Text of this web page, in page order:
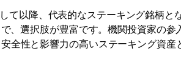
て以降、代表的なステーキング銘柄と
、選択肢が豊富です。機関投資家の
全性と影響力の高いステーキング資産